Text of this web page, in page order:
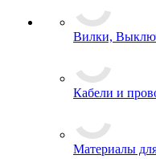
Вилки,
Кабели и
Материалы